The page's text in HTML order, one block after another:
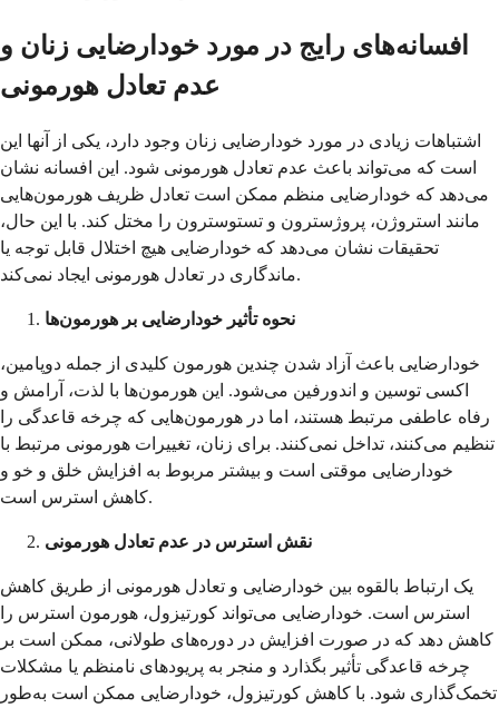
افسانه‌های رایج در مورد خودارضایی زنان و
عدم تعادل هورمونی
اشتباهات زیادی در مورد خودارضایی زنان وجود دارد، یکی از آنها این
است که می‌تواند باعث عدم تعادل هورمونی شود. این افسانه نشان
می‌دهد که خودارضایی منظم ممکن است تعادل ظریف هورمون‌هایی
مانند استروژن، پروژسترون و تستوسترون را مختل کند. با این حال،
تحقیقات نشان می‌دهد که خودارضایی هیچ اختلال قابل توجه یا
ماندگاری در تعادل هورمونی ایجاد نمی‌کند.
نحوه تأثیر خودارضایی بر هورمون‌ها
خودارضایی باعث آزاد شدن چندین هورمون کلیدی از جمله دوپامین،
اکسی توسین و اندورفین می‌شود. این هورمون‌ها با لذت، آرامش و
رفاه عاطفی مرتبط هستند، اما در هورمون‌هایی که چرخه قاعدگی را
تنظیم می‌کنند، تداخل نمی‌کنند. برای زنان، تغییرات هورمونی مرتبط با
خودارضایی موقتی است و بیشتر مربوط به افزایش خلق و خو و
کاهش استرس است.
نقش استرس در عدم تعادل هورمونی
یک ارتباط بالقوه بین خودارضایی و تعادل هورمونی از طریق کاهش
استرس است. خودارضایی می‌تواند کورتیزول، هورمون استرس را
کاهش دهد که در صورت افزایش در دوره‌های طولانی، ممکن است بر
چرخه قاعدگی تأثیر بگذارد و منجر به پریودهای نامنظم یا مشکلات
تخمک‌گذاری شود. با کاهش کورتیزول، خودارضایی ممکن است به‌طور